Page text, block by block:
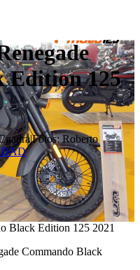
Edition 125
|Fotos: Roberto
Black Edition 125 2021
Commando Black